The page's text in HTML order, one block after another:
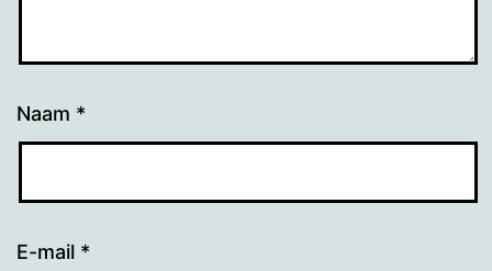
Naam *
E-mail *